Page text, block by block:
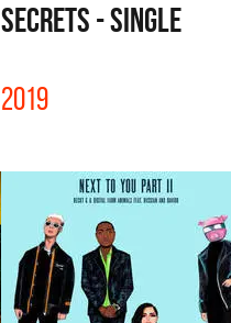
SECRETS - SINGLE
2019